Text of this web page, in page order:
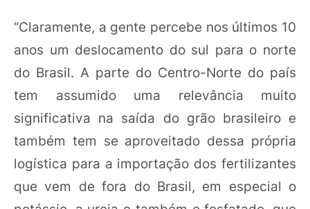
“Claramente, a gente percebe nos últimos 10
anos um deslocamento do sul para o norte
do Brasil. A parte do Centro-Norte do país
tem assumido uma relevância muito
significativa na saída do grão brasileiro e
também tem se aproveitado dessa própria
logística para a importação dos fertilizantes
que vem de fora do Brasil, em especial o